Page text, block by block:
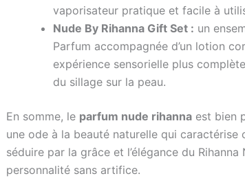
vaporisateur pratique et facile à
Nude By Rihanna Gift Set : un
Parfum accompagnée d’un lotion
expérience sensorielle plus
du sillage sur la peau.
En somme, le parfum nude rihanna est bien
une ode à la beauté naturelle qui caractérise
séduire par la grâce et l’élégance du
personnalité sans artifice.